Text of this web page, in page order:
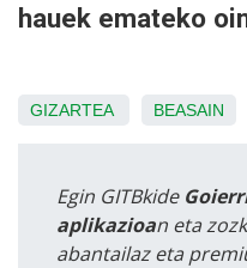
hauek emateko
GIZARTEA BEASAIN
Egin GITBkide
aplikazioan eta
abantailaz eta